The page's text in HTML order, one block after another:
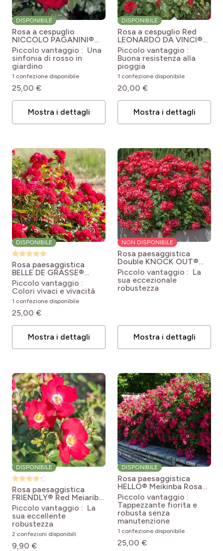
DISPONIBILE
Rosa a cespuglio
NICCOLO PAGANINI®
Meicairma Rosa
'Meicairma' NICCOLO
PAGANINI®
Piccolo vantaggio : Una
sinfonia di rosso in
giardino
1 confezione disponibile
25,00 €
Mostra i dettagli
DISPONIBILE
Rosa a cespuglio Red
LEONARDO DA VINCI®
Meideauri Rosa x
floribunda Red Leonardo
da Vinci ® Meiangele
Piccolo vantaggio :
Buona resistenza alla
pioggia
1 confezione disponibile
20,00 €
Mostra i dettagli
DISPONIBILE
Rosa paesaggistica
BELLE DE GRASSE®
Meibelitz Rosa x
floribunda Street
Colors® Belle de
Grasse® 'Meibelitz'
Piccolo vantaggio :
Colori vivaci e vivacità
1 confezione disponibile
25,00 €
Mostra i dettagli
NON DISPONIBILE
Rosa paesaggistica
Double KNOCK OUT®
Radtko Rosa 'Radtko'
DOUBLE KNOCK OUT®
Piccolo vantaggio : La
sua eccezionale
robustezza
Mostra i dettagli
DISPONIBILE
Rosa paesaggistica
FRIENDLY® Red Meiariba
Rosa x polyantha
Friendly® Red Meiariba
Piccolo vantaggio : La
sua eccellente
robustezza
2 confezioni disponibili
9,90 €
DISPONIBILE
Rosa paesaggistica
HELLO® Meikinba Rosa
'Meikinba' HELLO®
Piccolo vantaggio :
Tappezzante fiorita e
robusta senza
manutenzione
1 confezione disponibile
25,00 €